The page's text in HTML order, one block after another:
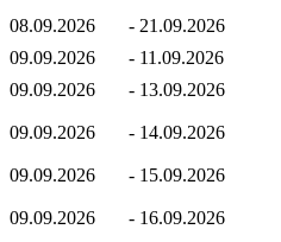
08.09.2026
- 21.09.2026
09.09.2026
- 11.09.2026
09.09.2026
- 13.09.2026
09.09.2026
- 14.09.2026
09.09.2026
- 15.09.2026
09.09.2026
- 16.09.2026